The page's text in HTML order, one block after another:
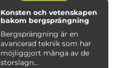
Konsten och vetenskapen
bakom bergsprängning
Bergsprängning är en
avancerad teknik som har
möjliggjort många av de
storslagn...